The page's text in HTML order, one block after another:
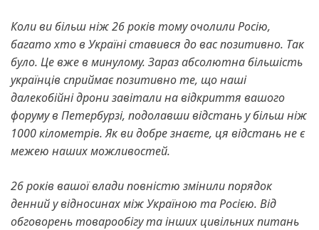
Коли ви більш ніж 26 років тому очолили Росію,
багато хто в Україні ставився до вас позитивно. Так
було. Це вже в минулому. Зараз абсолютна більшість
українців сприймає позитивно те, що наші
далекобійні дрони завітали на відкриття вашого
форуму в Петербурзі, подолавши відстань у більш ніж
1000 кілометрів. Як ви добре знаєте, ця відстань не є
межею наших можливостей.
26 років вашої влади повністю змінили порядок
денний у відносинах між Україною та Росією. Від
обговорень товарообігу та інших цивільних питань